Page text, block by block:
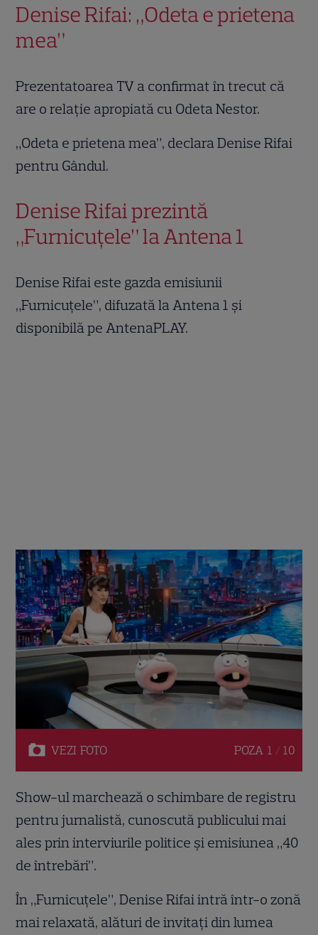
Denise Rifai: „Odeta e prietena
mea”
Prezentatoarea TV a confirmat în trecut că
are o relație apropiată cu Odeta Nestor.
„Odeta e prietena mea”, declara Denise Rifai
pentru Gândul.
Denise Rifai prezintă
„Furnicuțele” la Antena 1
Denise Rifai este gazda emisiunii
„Furnicuțele”, difuzată la Antena 1 și
disponibilă pe AntenaPLAY.
VEZI FOTO POZA 1 / 10
Show-ul marchează o schimbare de registru
pentru jurnalistă, cunoscută publicului mai
ales prin interviurile politice și emisiunea „40
de întrebări”.
În „Furnicuțele”, Denise Rifai intră într-o zonă
mai relaxată, alături de invitați din lumea